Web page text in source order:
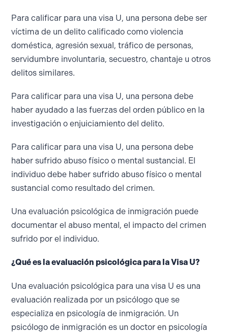
Para calificar para una visa U, una persona debe ser
víctima de un delito calificado como violencia
doméstica, agresión sexual, tráfico de personas,
servidumbre involuntaria, secuestro, chantaje u otros
delitos similares.
Para calificar para una visa U, una persona debe
haber ayudado a las fuerzas del orden público en la
investigación o enjuiciamiento del delito.
Para calificar para una visa U, una persona debe
haber sufrido abuso físico o mental sustancial. El
individuo debe haber sufrido abuso físico o mental
sustancial como resultado del crimen.
Una evaluación psicológica de inmigración puede
documentar el abuso mental, el impacto del crimen
sufrido por el individuo.
¿Qué es la evaluación psicológica para la Visa U?
Una evaluación psicológica para una visa U es una
evaluación realizada por un psicólogo que se
especializa en psicología de inmigración. Un
psicólogo de inmigración es un doctor en psicología